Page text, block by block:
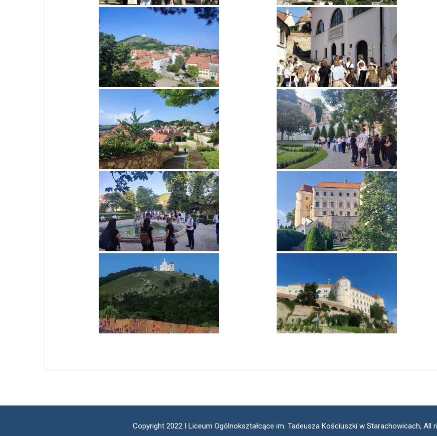
Copyright 2022 I Liceum Ogólnokształcące im. Tadeusza Kościuszki w Starachowicach, All